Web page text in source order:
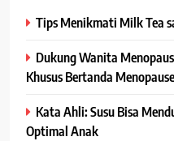
Tips Menikmati Milk Tea
Dukung Wanita
Khusus Bertanda
Kata Ahli: Susu Bisa
Optimal Anak